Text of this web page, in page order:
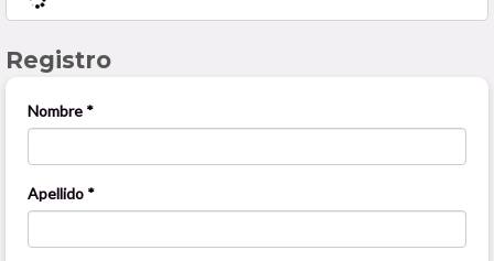
Registro
Nombre *
Apellido *